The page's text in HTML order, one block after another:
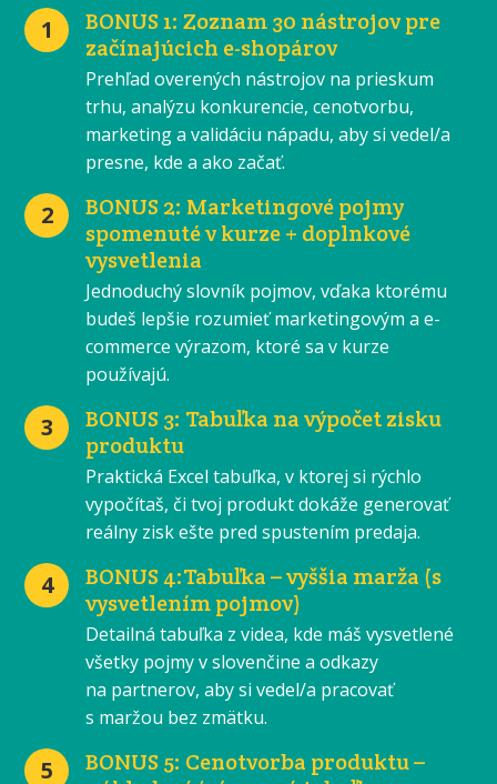
1
BONUS 1: Zoznam 30 nástrojov pre
začínajúcich e-shopárov
Prehľad overených nástrojov na prieskum
trhu, analýzu konkurencie, cenotvorbu,
marketing a validáciu nápadu, aby si vedel/a
presne, kde a ako začať.
2
BONUS 2: Marketingové pojmy
spomenuté v kurze + doplnkové
vysvetlenia
Jednoduchý slovník pojmov, vďaka ktorému
budeš lepšie rozumieť marketingovým a e-
commerce výrazom, ktoré sa v kurze
používajú.
3
BONUS 3: Tabuľka na výpočet zisku
produktu
Praktická Excel tabuľka, v ktorej si rýchlo
vypočítaš, či tvoj produkt dokáže generovať
reálny zisk ešte pred spustením predaja.
4
BONUS 4:Tabuľka – vyššia marža (s
vysvetlením pojmov)
Detailná tabuľka z videa, kde máš vysvetlené
všetky pojmy v slovenčine a odkazy
na partnerov, aby si vedel/a pracovať
s maržou bez zmätku.
5
BONUS 5: Cenotvorba produktu –